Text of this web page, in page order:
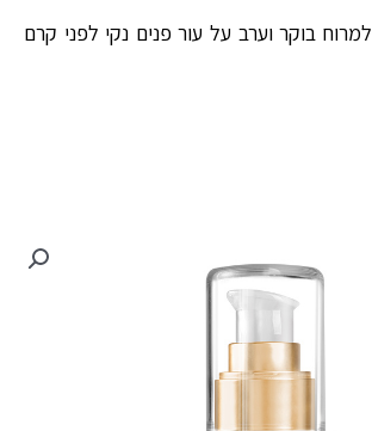
למרוח בוקר וערב על עור פנים נקי לפני קרם